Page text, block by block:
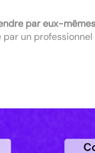
par eux-
un